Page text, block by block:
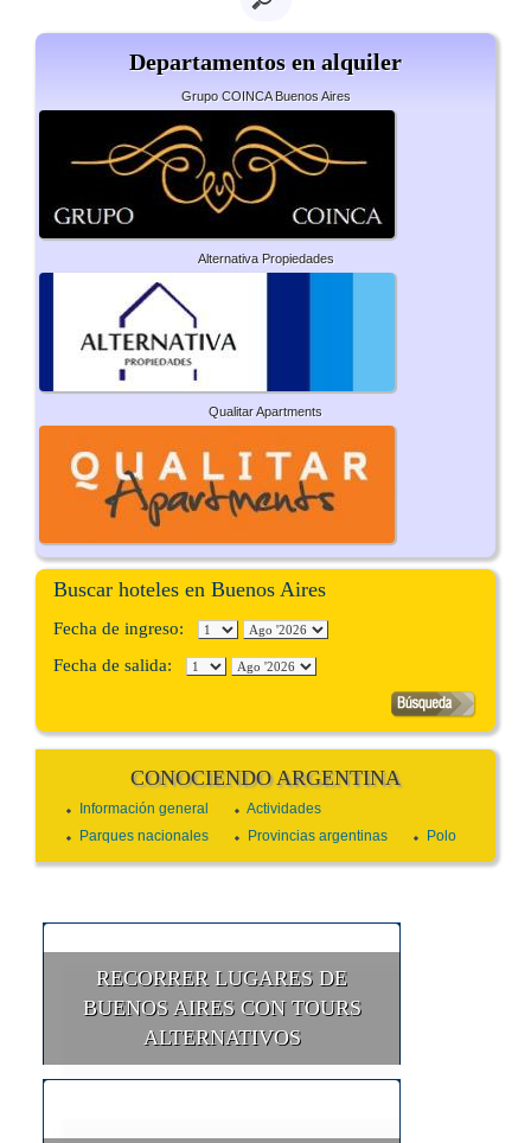
Departamentos en alquiler
Grupo COINCA Buenos Aires
Alternativa Propiedades
Qualitar Apartments
Buscar hoteles en Buenos Aires
Fecha de ingreso:
Fecha de salida:
CONOCIENDO ARGENTINA
Información general
Actividades
Parques nacionales
Provincias argentinas Polo
RECORRER LUGARES DE
BUENOS AIRES CON TOURS
ALTERNATIVOS